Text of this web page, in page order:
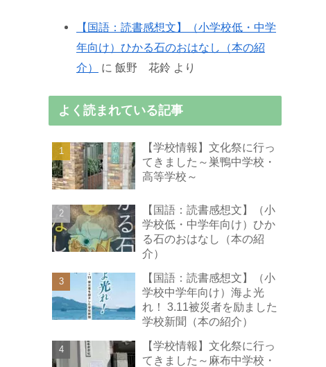
【国語：読書感想文】（小学校低・中学
年向け）ひかる石のおはなし（本の紹
介）
に 飯野 花鈴 より
よく読まれている記事
【学校情報】文化祭に行っ
てきました～巣鴨中学校・
高等学校～
【国語：読書感想文】（小
学校低・中学年向け）ひか
る石のおはなし（本の紹
介）
【国語：読書感想文】（小
学校中学年向け）海よ光
れ！ 3.11被災者を励ました
学校新聞（本の紹介）
【学校情報】文化祭に行っ
てきました～麻布中学校・